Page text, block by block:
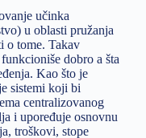
učinka
u oblasti pružanja
o tome. Takav
dobro a šta
Kao što je
sistemi koji bi
centralizovanog
i upoređuje osnovnu
troškovi, stope